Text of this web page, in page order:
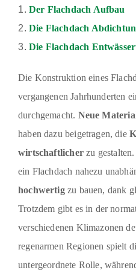
Der Flachdach Aufbau
Die Flachdach
Die Flachdach
Die Konstruktion eines
vergangenen Jahrhunderten
durchgemacht. Neue
haben dazu beigetragen, die
wirtschaftlicherzu
ein Flachdach nahezu
hochwertigzu bauen, dank
Trotzdem gibt es in der
verschiedenen Klimazonen
regenarmen Regionen spielt
untergeordnete Rolle,